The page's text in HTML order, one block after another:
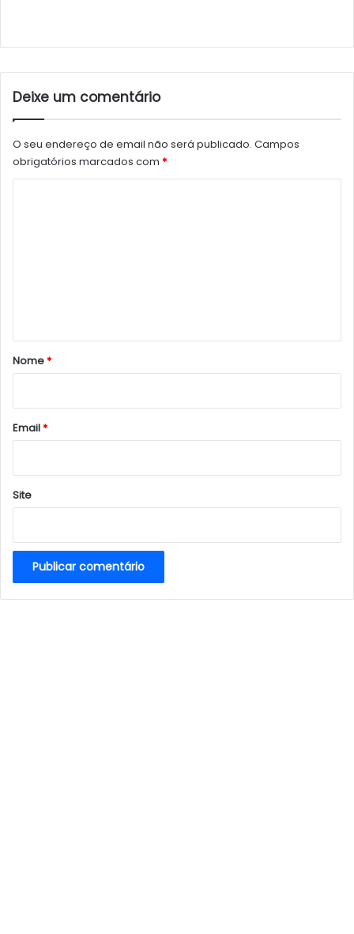
Deixe um comentário
O seu endereço de email não será publicado. Campos
obrigatórios marcados com *
r
*
Nome*
Email*
Site